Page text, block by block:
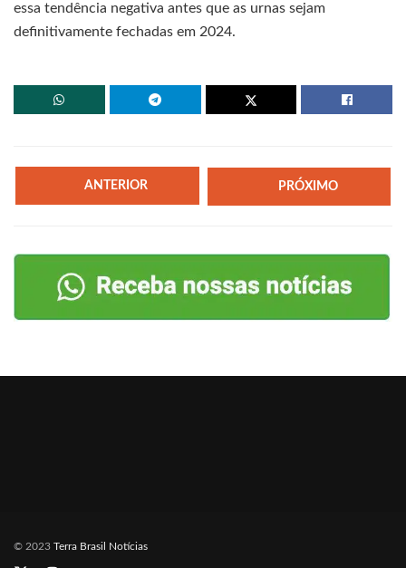
essa tendência negativa antes que as urnas sejam
definitivamente fechadas em 2024.
ANTERIOR PRÓXIMO
© 2023 Terra Brasil Notícias